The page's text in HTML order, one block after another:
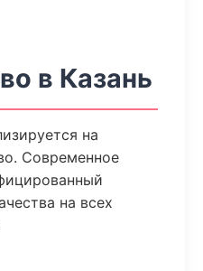
в Казань
на
Современное
на всех